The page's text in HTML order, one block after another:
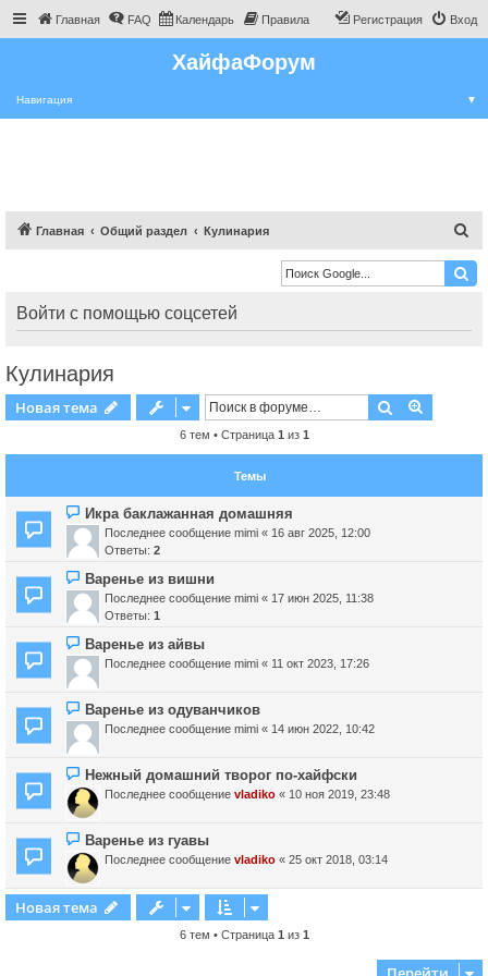
Главная FAQ Календарь Правила Вход
Регистрация
ХайфаФорум
Навигация ▼
Главная Общий раздел Кулинария
и
к
Войти с помощью соцсетей
Кулинария
Новая тема Поиск
6 тем • Страница 1 из 1
Темы
Икра баклажанная домашняя
Последнее сообщение mimi « 16 авг 2025, 12:00
Ответы: 2
Варенье из вишни
Последнее сообщение mimi « 17 июн 2025, 11:38
Ответы: 1
Варенье из айвы
Последнее сообщение mimi « 11 окт 2023, 17:26
Варенье из одуванчиков
Последнее сообщение mimi « 14 июн 2022, 10:42
Нежный домашний творог по-хайфски
Последнее сообщение vladiko « 10 ноя 2019, 23:48
Варенье из гуавы
Последнее сообщение vladiko « 25 окт 2018, 03:14
Новая тема
6 тем • Страница 1 из 1